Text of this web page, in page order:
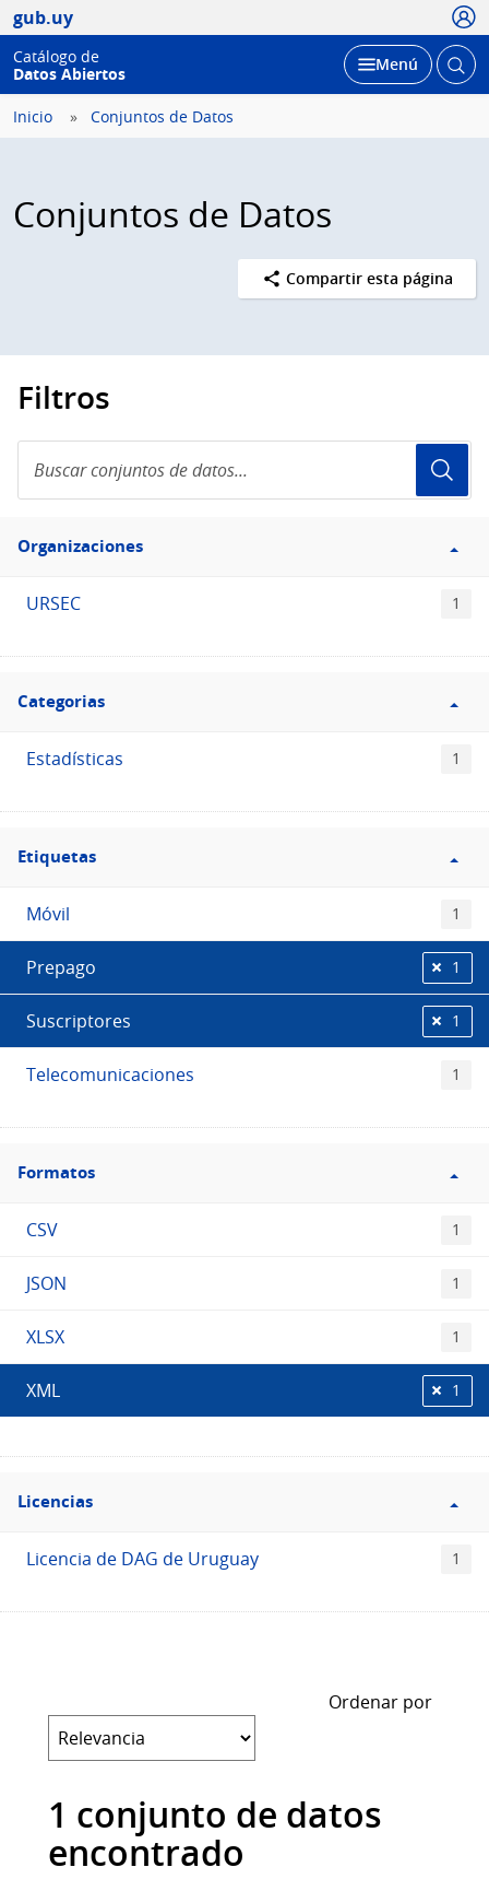
gub.uy
Catálogo de
Datos Abiertos
Desplegar
Menú Abrir
Inicio Conjuntos de Datos
Conjuntos de Datos
Compartir esta página
Filtros
conjuntos
de
Filtro
Organizaciones
Organizaciones
URSEC 1
Filtro
Categorias
Categorias
Estadísticas 1
Filtro
Etiquetas
Etiquetas
Móvil 1
Prepago 1
Suscriptores 1
Telecomunicaciones 1
Filtro
Formatos
Formatos
CSV 1
JSON 1
XLSX 1
XML 1
Filtro
Licencias
Licencias
Licencia de DAG de Uruguay 1
Ordenar por
1 conjunto de datos
encontrado